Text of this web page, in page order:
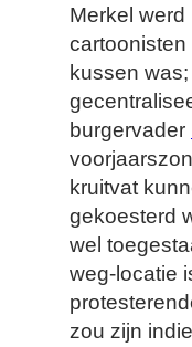
Merkel
kussen
burgervader
kruitvat
gekoesterd
wel
weg-locatie
zou zijn